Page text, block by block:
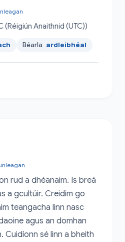
(Réigiún Anaithnid (UTC))
Béarla ardleibhéal
rud a dhéanaim. Is breá
a gcultúir. Creidim go
teangacha linn nasc
agus an domhan
Cuidíonn sé linn a bheith